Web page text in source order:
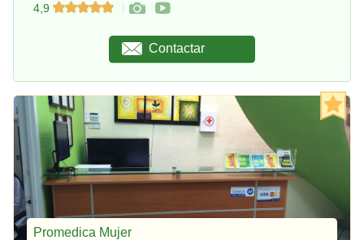
4,9
Contactar
Promedica Mujer